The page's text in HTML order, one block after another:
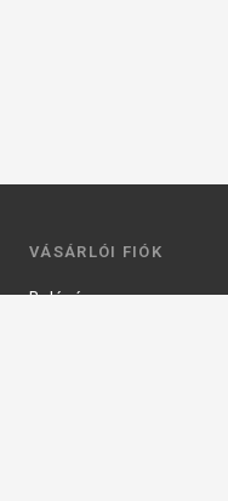
VÁSÁRLÓI FIÓK
Belépés